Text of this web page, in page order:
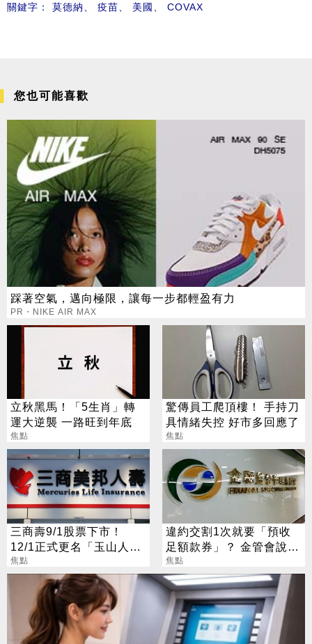
關鍵字： 莫德納 疫苗 美國 COVAX
您也可能喜歡
踩著空氣，邁向極限，讓每一步都輕盈有力
PR・NIKE AIR MAX
立秋黑馬！「5生肖」轉
運大逆襲 一路旺到年底
焦點
驚傳員工爬頂樓！ 手持刀
具情緒失控 好市多回應了
焦點
三商壽9/1股票下市！
12/1正式更名「玉山人
壽」
焦點
違約交割1次就要「預收
足額款券」？ 金管會說話
了
焦點